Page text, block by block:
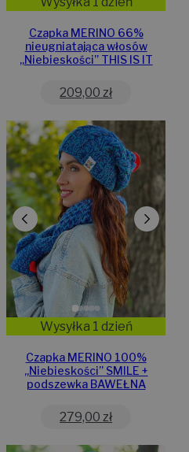
Czapka MERINO 66%
nieugniatająca włosów
,,Niebieskości” THIS IS IT
209,00 zł
Wysyłka 1 dzień
Czapka MERINO 100%
,,Niebieskości” SMILE +
podszewka BAWEŁNA
279,00 zł